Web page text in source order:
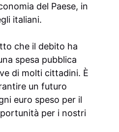
del Paese, in
italiani.
che il debito ha
spesa pubblica
di molti cittadini. È
un futuro
euro speso per il
per i nostri